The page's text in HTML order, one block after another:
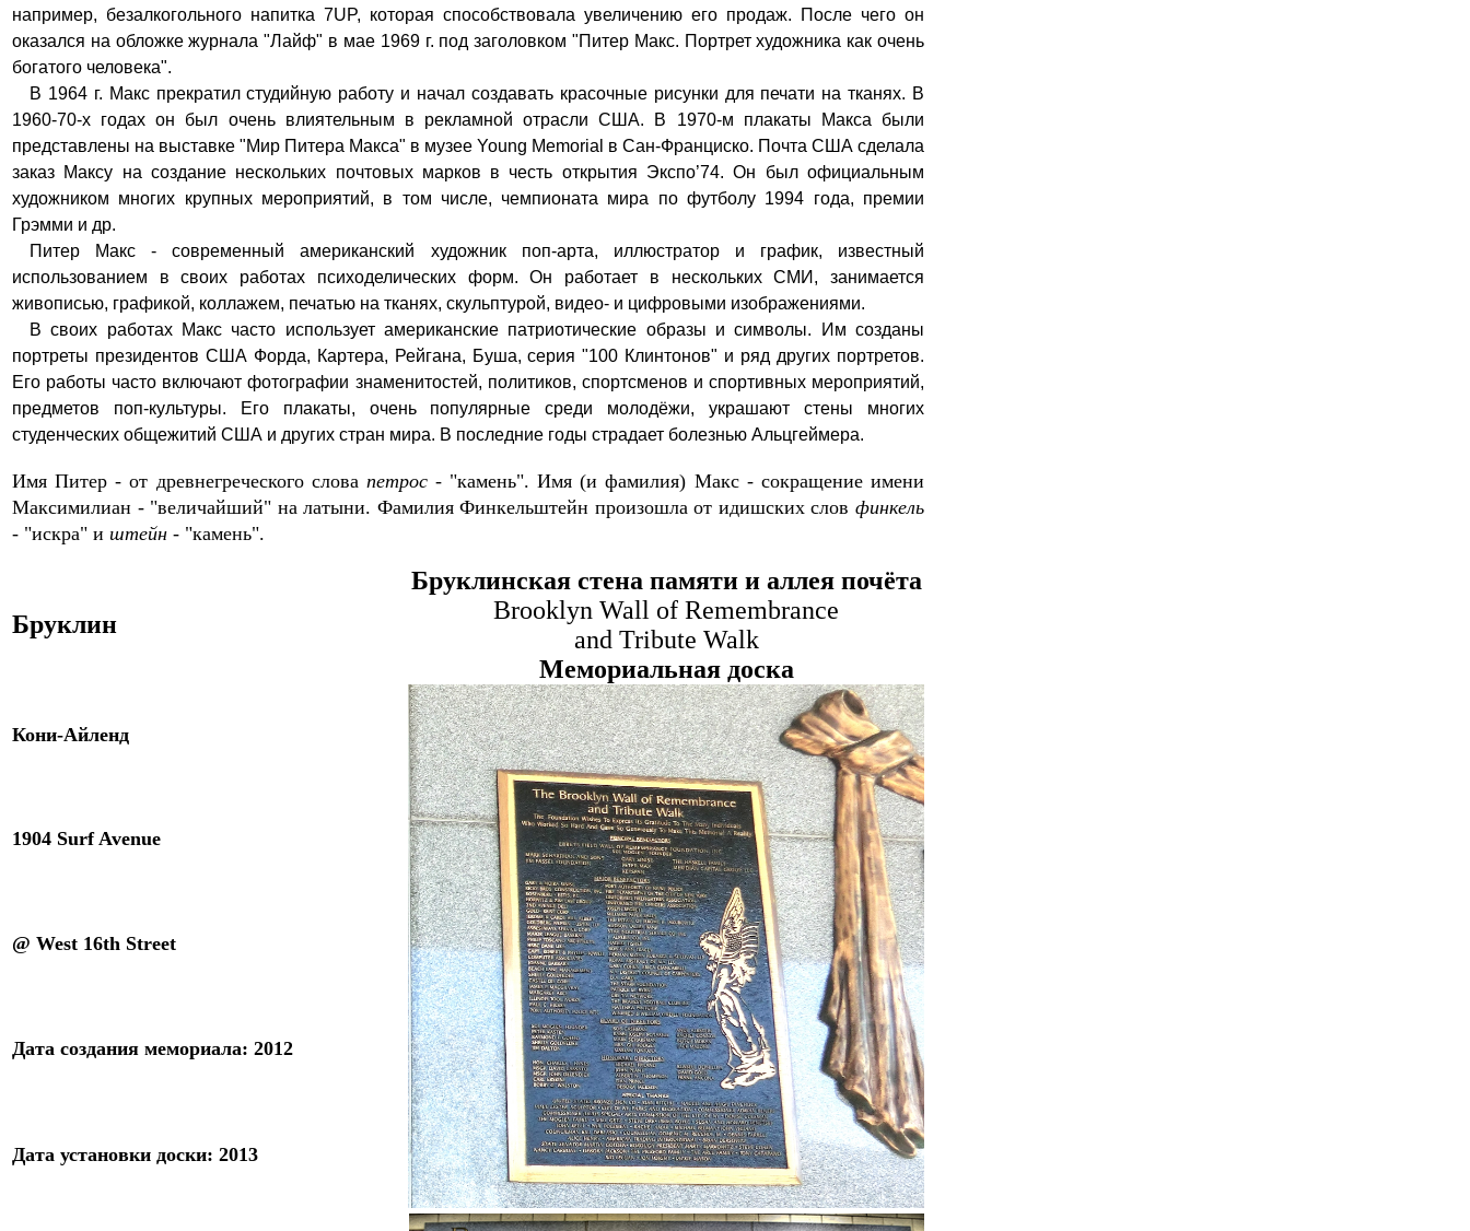
например, безалкогольного напитка 7UP, которая способствовала увеличению его продаж. После чего он
оказался на обложке журнала "Лайф" в мае 1969 г. под заголовком "Питер Макс. Портрет художника как очень
богатого человека".
В 1964 г. Макс прекратил студийную работу и начал создавать красочные рисунки для печати на тканях. В
1960-70-х годах он был очень влиятельным в рекламной отрасли США. В 1970-м плакаты Макса были
представлены на выставке "Мир Питера Макса" в музее Young Memorial в Сан-Франциско. Почта США сделала
заказ Maксу на создание нескольких почтовых марков в честь открытия Экспо’74. Он был официальным
художником многих крупных мероприятий, в том числе, чемпионата мира по футболу 1994 года, премии
Грэмми и др.
Питер Макс - современный американский художник поп-арта, иллюстратор и график, известный
использованием в своих работах психоделических форм. Он работает в нескольких СМИ, занимается
живописью, графикой, коллажем, печатью на тканях, скульптурой, видео- и цифровыми изображениями.
В своих работах Maкс часто использует американские патриотические образы и символы. Им созданы
портреты президентов США Форда, Картера, Рейгана, Буша, серия "100 Клинтонов" и ряд других портретов.
Его работы часто включают фотографии знаменитостей, политиков, спортсменов и спортивных мероприятий,
предметов поп-культуры. Его плакаты, очень популярные среди молодëжи, украшают стены многих
студенческих общежитий США и других стран мира. В последние годы страдает болезнью Альцгеймера.
Имя Питер - от древнегреческого слова петрос- "камень".Имя (и фамилия) Макс - сокращение имени
Максимилиан - "величайший" на латыни. Фамилия Финкельштейн произошла от идишских словфинкель
- "искра" и штейн - "камень".
Бруклин
Бруклинская стена памяти и аллея почёта
Brooklyn Wall of Remembrance
and Tribute Walk
Мемориальная доска
Кони-Айленд
1904 Surf Avenue
@ West 16th Street
Дата создания мемориала: 2012
Дата установки доски: 2013